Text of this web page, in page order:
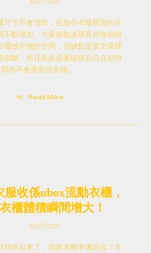
11/07/2017
尺寸不會增加，但放在衣櫃裡面的衣
不斷增加。大家都知道用真空收納袋
擺放衣物的空間，但缺點是真空袋裡
很皺，而且前提是要確保自己在短時
間內不會再穿該衣物。 ...
Read More
服收係ubox流動衣櫃，
櫃體積瞬間增大！
11/07/2017
好收起來了，你家衣櫃準備好沒？衣